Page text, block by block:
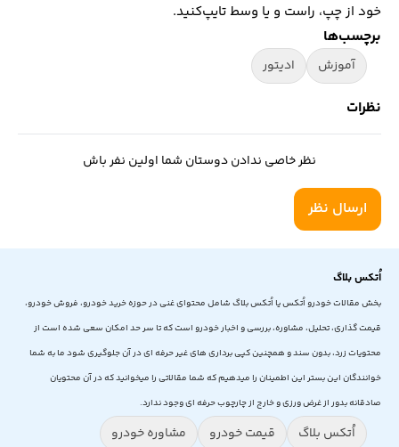
خود از چپ، راست و یا وسط تایپ‌کنید.
برچسب‌ها
آموزش ادیتور
نظرات
نظر خاصی ندادن دوستان شما اولین نفر باش
ارسال نظر
اُتکس بلاگ
بخش مقالات خودرو اُتکس یا اُتکس بلاگ شامل محتوای غنی در حوزه خرید خودرو، فروش خودرو،
قیمت گذاری، تحلیل، مشاوره، بررسی و اخبار خودرو است که تا سر حد امکان سعی شده است از
محتویات زرد، بدون سند و همچنین کپی برداری های غیر حرفه ای در آن جلوگیری شود ما به شما
خوانندگان این بستر این اطمینان را میدهیم که شما مقالاتی را میخوانید که در آن محتویان
صادقانه بدور از غرض ورزی و خارج از چارچوب حرفه ای وجود ندارد.
اُتکس بلاگ قیمت خودرو مشاوره خودرو